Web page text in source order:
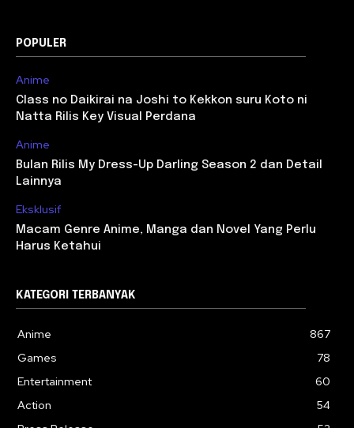
POPULER
Anime
Class no Daikirai na Joshi to Kekkon suru Koto ni
Natta Rilis Key Visual Perdana
Anime
Bulan Rilis My Dress-Up Darling Season 2 dan Detail
Lainnya
Eksklusif
Macam Genre Anime, Manga dan Novel Yang Perlu
Harus Ketahui
KATEGORI TERBANYAK
Anime
867
Games
78
Entertainment
60
Action
54